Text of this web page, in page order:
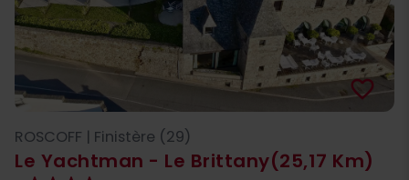
Le Yachtman - Le Brittany(25,17 Km)
favorite_border
ROSCOFF | Finistère (29)